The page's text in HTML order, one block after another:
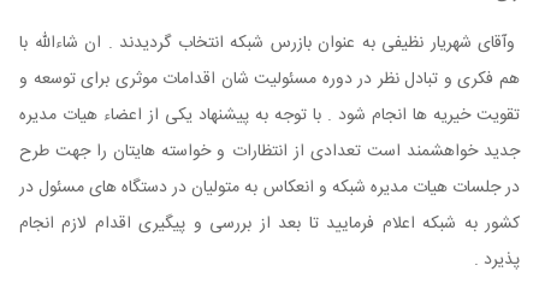
وآقای شهریار نظیفی به عنوان بازرس شبکه انتخاب گردیدند . ان شاءالله با
هم فکری و تبادل نظر در دوره مسئولیت شان اقدامات موثری برای توسعه و
تقویت خیریه ها انجام شود . با توجه به پیشنهاد یکی از اعضاء هیات مدیره
جدید خواهشمند است تعدادی از انتظارات و خواسته هایتان را جهت طرح
در جلسات هیات مدیره شبکه و انعکاس به متولیان در دستگاه های مسئول در
کشور به شبکه اعلام فرمایید تا بعد از بررسی و پیگیری اقدام لازم انجام
پذیرد .